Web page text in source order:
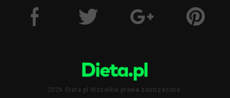
2026 Dieta.pl Wszelkie prawa zastrzeżone.